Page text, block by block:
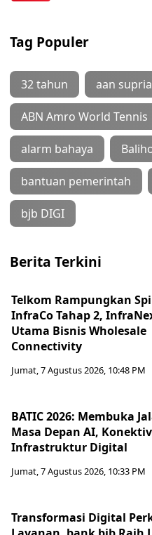
Tag Populer
32 tahun aan
ABN Amro World Tennis
alarm bahaya
bantuan pemerintah
bjb DIGI
Berita Terkini
Telkom Rampungkan
InfraCo Tahap 2,
Utama Bisnis Wholesale
Connectivity
Jumat, 7 Agustus 2026, 10:48 PM
BATIC 2026: Membuka
Masa Depan AI,
Infrastruktur Digital
Jumat, 7 Agustus 2026, 10:33 PM
Transformasi Digital